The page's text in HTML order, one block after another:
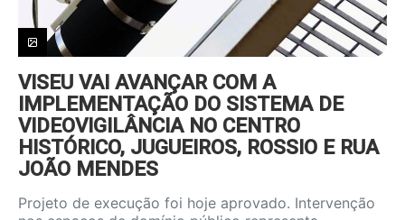
VISEU VAI AVANÇAR COM A
IMPLEMENTAÇÃO DO SISTEMA DE
VIDEOVIGILÂNCIA NO CENTRO
HISTÓRICO, JUGUEIROS, ROSSIO E RUA
JOÃO MENDES
Projeto de execução foi hoje aprovado. Intervenção